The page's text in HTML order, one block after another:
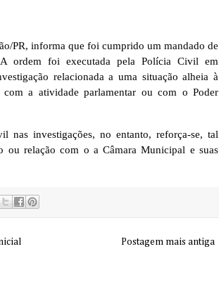
PR, informa que foi cumprido um mandado de
ordem foi executada pela Polícia Civil em
relacionada a uma situação alheia à
com a atividade parlamentar ou com o Poder
nas investigações, no entanto, reforça-se, tal
ou relação com o a Câmara Municipal e suas
Postagem mais antiga